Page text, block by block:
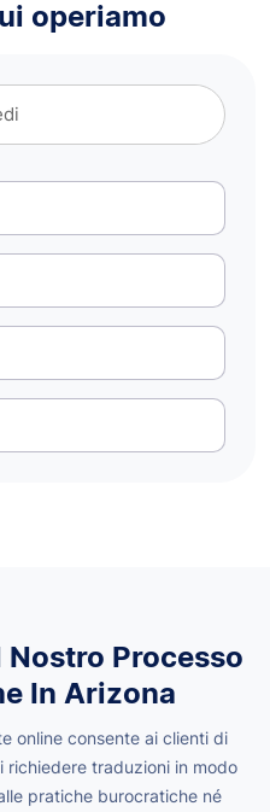
operiamo
Nostro Processo
In Arizona
online consente ai clienti di
richiedere traduzioni in modo
pratiche burocratiche né